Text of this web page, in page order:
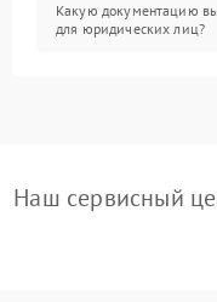
Какую документацию вы
для юридических лиц?
Наш сервисный